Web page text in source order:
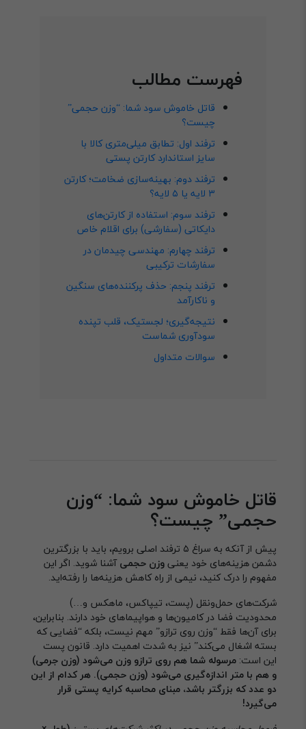
فهرست مطالب
قاتل خاموش سود شما: “وزن حجمی”
چیست؟
ترفند اول: تطابق میلی‌متری کالا با
سایز استاندارد کارتن پستی
ترفند دوم: بهینه‌سازی ضخامت؛ کارتن
۳ لایه یا ۵ لایه؟
ترفند سوم: استفاده از کارتن‌های
دایکاتی (سفارشی) برای اقلام خاص
ترفند چهارم: مهندسی چیدمان در
سفارشات ترکیبی
ترفند پنجم: حذف پرکننده‌های سنگین
و ناکارآمد
نتیجه‌گیری؛ لجستیک، قلب تپنده
سودآوری شماست
سوالات متداول
قاتل خاموش سود شما: “وزن
حجمی” چیست؟
پیش از آنکه به سراغ ۵ ترفند اصلی برویم، باید با بزرگترین
دشمن هزینه‌های خود یعنیوزن حجمیآشنا شوید. اگر این
مفهوم را درک کنید، نیمی از راه کاهش هزینه‌ها را رفته‌اید.
شرکت‌های حمل‌ونقل (پست، تیپاکس، ماهکس و…)
محدودیت فضا در کامیون‌ها و هواپیماهای خود دارند. بنابراین،
برای آن‌ها فقط “وزن روی ترازو” مهم نیست، بلکه “فضایی که
بسته اشغال می‌کند” نیز به شدت اهمیت دارد. قانون پست
این است: مرسوله شما هم روی ترازو وزن می‌شود (وزن جرمی)
و هم با متر اندازه‌گیری می‌شود (وزن حجمی). هر کدام از این
دو عدد که بزرگتر باشد، مبنای محاسبه کرایه پستی قرار
می‌گیرد!